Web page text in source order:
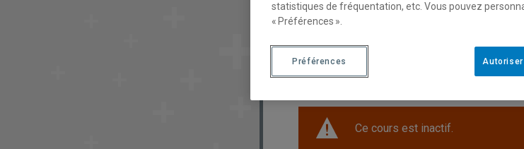
Ce cours est inactif.
statistiques de fréquentation, etc. Vous pouvez
« Préférences ».
Préférences